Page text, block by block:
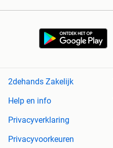
2dehands Zakelijk
Help en info
Privacyverklaring
Privacyvoorkeuren